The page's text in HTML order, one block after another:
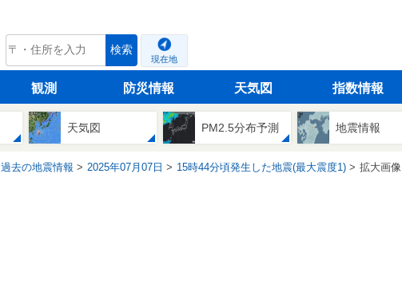
tenki.jp 検索
現在地
観測 防災情報 天気図 指数情報
天気図 PM2.5分布予測 地震情報
過去の地震情報 2025年07月07日 15時44分頃発生した地震(最大震度1) 拡大画像